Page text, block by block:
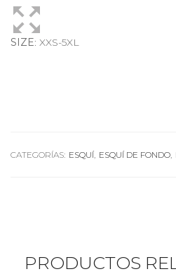
SIZE: XXS-5XL
CATEGORÍAS: ESQUÍ, ESQUÍ DE FONDO,
PRODUCTOS